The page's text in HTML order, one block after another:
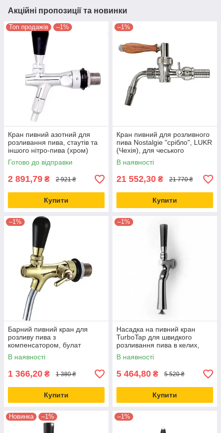
Акційні пропозиції та новинки
Топ продажів –1%
Кран пивний азотний для
розливання пива, стаутів та
іншого нітро-пива (хром)
Lindr, Чехія
Готово до відправки
2 891,79 ₴ 2 921 ₴
Купити
–1%
Кран пивний для розливного
пива Nostalgie "срібло", LUKR
(Чехія), для чеського
наливання
В наявності
21 552,30 ₴ 21 770 ₴
Купити
–1%
Барний пивний кран для
розливу пива з
компенсатором, булат
("золото"), Talos, Китай
В наявності
1 366,20 ₴ 1 380 ₴
Купити
–1%
Насадка на пивний кран
TurboTap для швидкого
розливання пива в келих,
пляшку, банку ТурбоТап
В наявності
5 464,80 ₴ 5 520 ₴
Купити
Новинка –1% –1%